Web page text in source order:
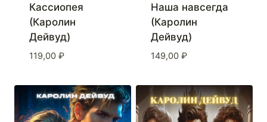
Кассиопея
(Каролин
Дейвуд)
119,00 ₽
Наша навсегда
(Каролин
Дейвуд)
149,00 ₽